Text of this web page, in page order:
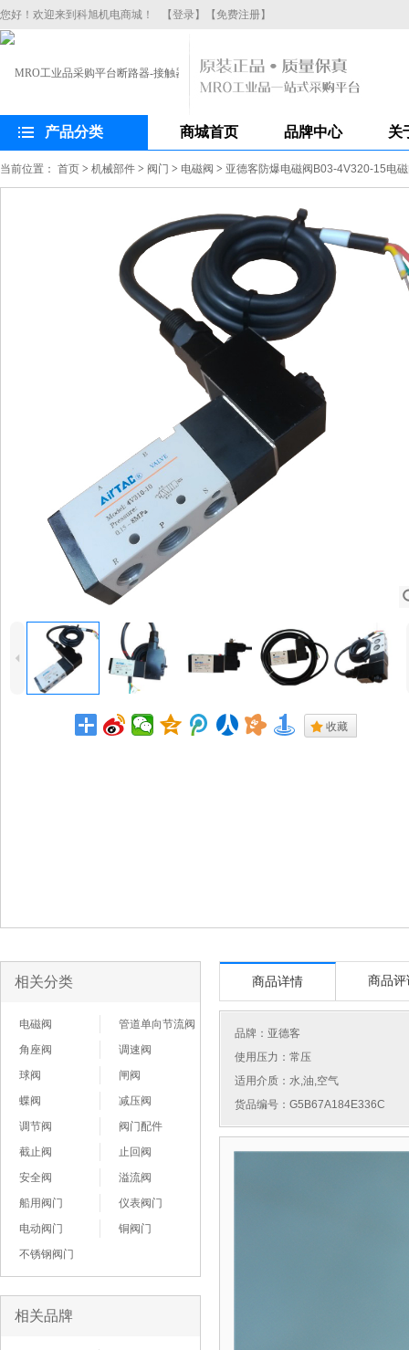
您好！欢迎来到科旭机电商城！ 【登录】 【免费注册】
产品分类 商城首页 品牌中心 关
当前位置： 首页 > 机械部件 > 阀门 > 电磁阀 > 亚德客防爆电磁阀B03-4V320-15电
4
. 收藏
相关分类
电磁阀
管道单向节流阀
角座阀
调速阀
球阀
闸阀
蝶阀
减压阀
调节阀
阀门配件
截止阀
止回阀
安全阀
溢流阀
船用阀门
仪表阀门
电动阀门
铜阀门
不锈钢阀门
相关品牌
商品详情 商品评
品牌： 亚德客
使用压力：常压
适用介质：水,油,空气
货品编号：G5B67A184E336C